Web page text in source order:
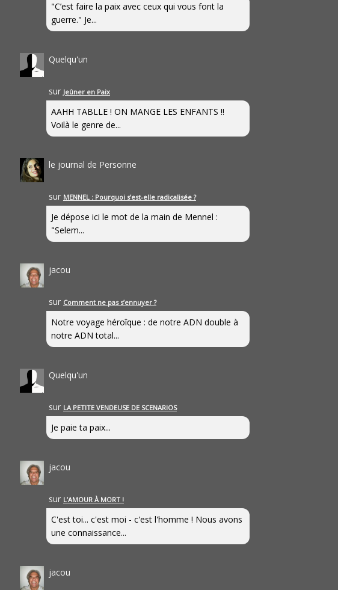
"C’est faire la paix avec ceux qui vous font la
guerre." Je...
Quelqu'un
sur Jeûner en Paix
AAHH TABLLE ! ON MANGE LES ENFANTS !!
Voilà le genre de...
le journal de Personne
sur MENNEL : Pourquoi s’est-elle radicalisée ?
Je dépose ici le mot de la main de Mennel :
"Selem...
jacou
sur Comment ne pas s’ennuyer ?
Notre voyage héroîque : de notre ADN double à
notre ADN total...
Quelqu'un
sur LA PETITE VENDEUSE DE SCENARIOS
Je paie ta paix...
jacou
sur L’AMOUR À MORT !
C'est toi... c'est moi - c'est l'homme ! Nous avons
une connaissance...
jacou